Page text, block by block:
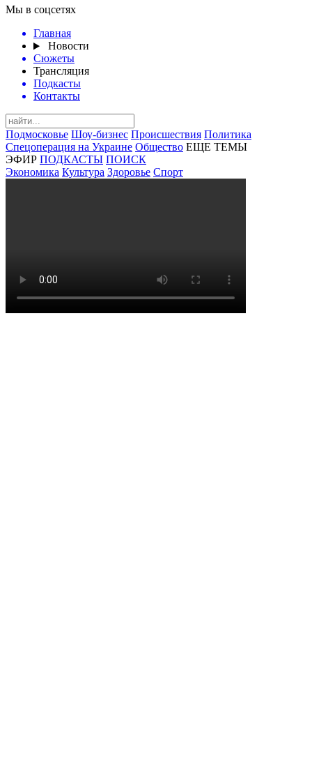
Мы в соцсетях
Главная
Новости
Сюжеты
Трансляция
Подкасты
Контакты
Подмосковье Шоу-бизнес Происшествия Политика
Спецоперация на Украине Общество ЕЩЕ ТЕМЫ
ЭФИР ПОДКАСТЫ ПОИСК
Экономика Культура Здоровье Спорт